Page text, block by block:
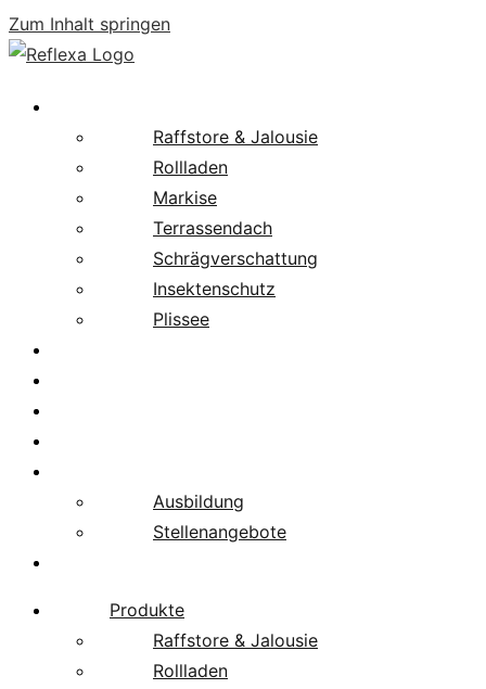
Zum Inhalt springen
Raffstore & Jalousie
Rollladen
Markise
Terrassendach
Schrägverschattung
Insektenschutz
Plissee
Ausbildung
Stellenangebote
Produkte
Raffstore & Jalousie
Rollladen